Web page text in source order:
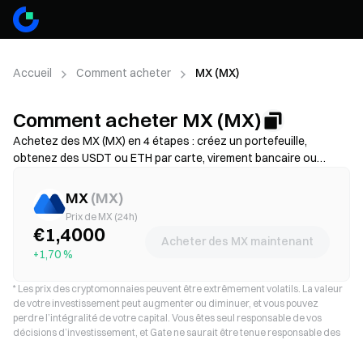
Accueil Comment acheter MX (MX)
Comment acheter MX (MX)
Achetez des MX (MX) en 4 étapes : créez un portefeuille,
obtenez des USDT ou ETH par carte, virement bancaire ou
plateforme décentralisée. Comparez les méthodes de
financement, vérifiez les frais de gas et le slippage avant de
valider, et découvrez comment sécuriser votre stockage de MX.
Disponibilité et frais variables selon le réseau et le prestataire.
MX(MX)
Prix de MX (24h)
€1,4000
+1,70 %
Acheter des MX maintenant
* Les prix des cryptomonnaies peuvent être extrêmement volatils. La valeur
de votre investissement peut augmenter ou diminuer, et vous pouvez
perdre l’intégralité de votre capital. Vous êtes seul responsable de vos
décisions d’investissement, et Gate ne saurait être tenue responsable des